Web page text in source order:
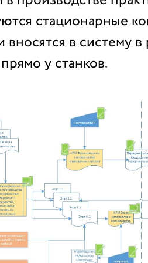
стационарные
вносятся в систему
у станков.